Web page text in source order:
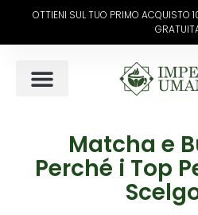
OTTIENI SUL TUO PRIMO ACQUISTO
Matcha e
Perché i Top